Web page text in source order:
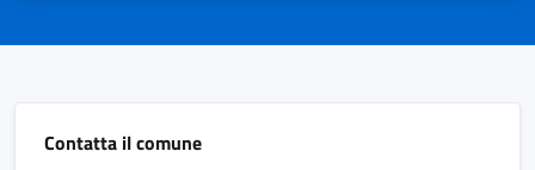
Contatta il comune